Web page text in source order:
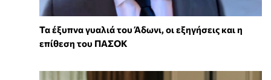
Τα έξυπνα γυαλιά του Άδωνι, οι εξηγήσεις και η
επίθεση του ΠΑΣΟΚ